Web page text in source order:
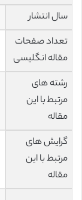
سال انتشار
تعداد صفحات
مقاله انگلیسی
رشته های
مرتبط با این
مقاله
گرایش های
مرتبط با این
مقاله